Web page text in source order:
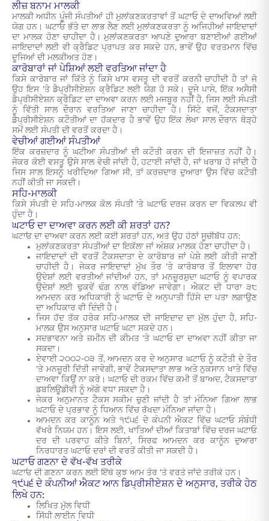
ਲੀਜ਼ ਬਨਾਮ ਮਾਲਕੀ
ਮਾਲਕੀ ਅਧੀਨ ਪੂੰਜੀ ਸੰਪਤੀਆਂ ਹੀ ਮੁਲਾਂਕਣਕਰਤਾਵਾਂ ਤੋਂ ਘਟਾਓ ਦੇ ਦਾਅਵਿਆਂ ਲਈ
ਯੋਗ ਹਨ। ਘਟਾਓ ਭੱਤੇ ਦਾ ਲਾਭ ਲੈਣ ਲਈ ਮੁਲਾਂਕਣਕਰਤਾ ਨੂੰ ਅਜਿਹੀਆਂ ਜਾਇਦਾਦਾਂ
ਦਾ ਮਾਲਕ ਹੋਣਾ ਚਾਹੀਦਾ ਹੈ। ਮੁਲਾਂਕਣਕਰਤਾ ਆਪਣੇ ਦੁਆਰਾ ਬਣਾਈਆਂ ਗਈਆਂ
ਜਾਇਦਾਦਾਂ ਲਈ ਵੀ ਕ੍ਰੈਡਿਟ ਪ੍ਰਾਪਤ ਕਰ ਸਕਦੇ ਹਨ, ਭਾਵੇਂ ਉਹ ਵਰਤਮਾਨ ਵਿੱਚ
ਦੂਜਿਆਂ ਦੀ ਮਲਕੀਅਤ ਹੋਣ।
ਕਾਰੋਬਾਰਾਂ ਜਾਂ ਪੇਸ਼ਿਆਂ ਲਈ ਵਰਤਿਆ ਜਾਂਦਾ ਹੈ
ਕਿਸੇ ਕਾਰੋਬਾਰ ਜਾਂ ਕਿੱਤੇ ਨੂੰ ਕਿਸੇ ਖਾਸ ਵਸਤੂ ਦੀ ਵਰਤੋਂ ਕਰਨੀ ਚਾਹੀਦੀ ਹੈ ਤਾਂ ਜੋ
ਉਹ ਇਸ 'ਤੇ ਡੈਪ੍ਰੀਸੀਏਸ਼ਨ ਕ੍ਰੈਡਿਟ ਲਈ ਯੋਗ ਹੋ ਸਕੇ। ਦੂਜੇ ਪਾਸੇ, ਇੱਕ ਅਸੈਸੀ
ਡੈਪ੍ਰੀਸੀਏਸ਼ਨ ਕ੍ਰੈਡਿਟ ਦਾ ਦਾਅਵਾ ਕਰਨ ਲਈ ਮਜਬੂਰ ਨਹੀਂ ਹੈ, ਜਿਸ ਲਈ ਸੰਪਤੀ
ਨੂੰ ਵਿੱਤੀ ਸਾਲ ਦੌਰਾਨ ਵਰਤਿਆ ਜਾਣਾ ਚਾਹੀਦਾ ਹੈ। ਸਿੱਟੇ ਵਜੋਂ, ਟੈਕਸਦਾਤਾ
ਡੈਪ੍ਰੀਸੀਏਸ਼ਨ ਕਟੌਤੀਆਂ ਦਾ ਹੱਕਦਾਰ ਹੈ ਭਾਵੇਂ ਉਹ ਇੱਕ ਲੇਖਾ ਸਾਲ ਦੌਰਾਨ ਥੋੜ੍ਹੇ
ਸਮੇਂ ਲਈ ਸੰਪਤੀ ਦੀ ਵਰਤੋਂ ਕਰਦਾ ਹੈ।
ਵੇਚੀਆਂ ਗਈਆਂ ਸੰਪਤੀਆਂ
ਇੱਕ ਕਰਜ਼ਦਾਰ ਨੂੰ ਘਟੀਆ ਸੰਪਤੀਆਂ ਦੀ ਕਟੌਤੀ ਕਰਨ ਦੀ ਇਜਾਜ਼ਤ ਨਹੀਂ ਹੈ।
ਜੇਕਰ ਕੋਈ ਵਸਤੂ ਉਸੇ ਸਾਲ ਵੇਚੀ ਜਾਂਦੀ ਹੈ, ਹਟਾਈ ਜਾਂਦੀ ਹੈ, ਜਾਂ ਖਰਾਬ ਹੋ ਜਾਂਦੀ ਹੈ
ਜਿਸ ਸਾਲ ਇਸਨੂੰ ਖਰੀਦਿਆ ਗਿਆ ਸੀ, ਤਾਂ ਕਰਜ਼ਦਾਰ ਦੁਆਰਾ ਉਸ ਵਿੱਚ ਕਟੌਤੀ
ਨਹੀਂ ਕੀਤੀ ਜਾ ਸਕਦੀ।
ਸਹਿ-ਮਾਲਕੀ
ਕਿਸੇ ਸੰਪਤੀ ਦੇ ਸਹਿ-ਮਾਲਕ ਕੋਲ ਸੰਪਤੀ 'ਤੇ ਘਟਾਓ ਦਰਜ ਕਰਨ ਦਾ ਵਿਕਲਪ ਵੀ
ਹੁੰਦਾ ਹੈ।
ਘਟਾਓ ਦਾ ਦਾਅਵਾ ਕਰਨ ਲਈ ਕੀ ਸ਼ਰਤਾਂ ਹਨ?
ਘਟਾਓ ਦਾ ਦਾਅਵਾ ਕਰਨ ਲਈ ਕਈ ਸ਼ਰਤਾਂ ਹਨ, ਅਤੇ ਉਹ ਹੇਠਾਂ ਸੂਚੀਬੱਧ ਹਨ:
ਮੁਲਾਂਕਣਕਰਤਾ ਸੰਪਤੀਆਂ ਦਾ ਇਕੱਲਾ ਜਾਂ ਅੰਸ਼ਕ ਮਾਲਕ ਹੋਣਾ ਚਾਹੀਦਾ ਹੈ।
ਜਾਇਦਾਦਾਂ ਦੀ ਵਰਤੋਂ ਟੈਕਸਦਾਤਾ ਦੇ ਕਾਰੋਬਾਰ ਜਾਂ ਪੇਸ਼ੇ ਲਈ ਕੀਤੀ ਜਾਣੀ
ਚਾਹੀਦੀ ਹੈ। ਜੇਕਰ ਜਾਇਦਾਦਾਂ ਮੁੱਖ ਤੌਰ 'ਤੇ ਕਾਰੋਬਾਰ ਤੋਂ ਇਲਾਵਾ ਹੋਰ
ਉਦੇਸ਼ਾਂ ਲਈ ਵਰਤੀਆਂ ਜਾਂਦੀਆਂ ਹਨ, ਤਾਂ ਮਨਜ਼ੂਰਸ਼ੁਦਾ ਘਟਾਓ ਨੂੰ ਵਪਾਰਕ
ਉਦੇਸ਼ਾਂ ਲਈ ਢੁਕਵੇਂ ਢੰਗ ਨਾਲ ਵੰਡਿਆ ਜਾਵੇਗਾ। ਐਕਟ ਦੀ ਧਾਰਾ ੩੮
ਆਮਦਨ ਕਰ ਅਧਿਕਾਰੀ ਨੂੰ ਘਟਾਓ ਦੇ ਅਨੁਪਾਤੀ ਹਿੱਸੇ ਦਾ ਪਤਾ ਲਗਾਉਣ
ਦਾ ਅਧਿਕਾਰ ਵੀ ਦਿੰਦੀ ਹੈ।
ਜਿਸ ਹੱਦ ਤੱਕ ਹਰੇਕ ਸਹਿ-ਮਾਲਕ ਦੀ ਜਾਇਦਾਦ ਦਾ ਮੁੱਲ ਹੁੰਦਾ ਹੈ, ਸਹਿ-
ਮਾਲਕ ਉਸ ਅਨੁਸਾਰ ਘਟਾਓ ਘਟਾ ਸਕਦੇ ਹਨ।
ਸਦਭਾਵਨਾ ਅਤੇ ਜ਼ਮੀਨ ਦੀ ਕੀਮਤ 'ਤੇ ਘਟਾਓ ਦਾ ਦਾਅਵਾ ਨਹੀਂ ਕੀਤਾ ਜਾ
ਸਕਦਾ।
ਏਵਾਈ ੨੦੦੨-੦੩ ਤੋਂ, ਆਮਦਨ ਕਰ ਦੇ ਅਨੁਸਾਰ ਘਟਾਓ ਨੂੰ ਕਟੌਤੀ ਦੇ ਤੌਰ
'ਤੇ ਮਨਜ਼ੂਰੀ ਦਿੱਤੀ ਜਾਵੇਗੀ, ਭਾਵੇਂ ਟੈਕਸਦਾਤਾ ਲਾਭ ਅਤੇ ਨੁਕਸਾਨ ਖਾਤੇ ਵਿੱਚ
ਦਾਅਵਾ ਕਿਉਂ ਨਾ ਕਰੇ। ਘਟਾਓ ਦੀ ਰਕਮ ਵਿੱਚ ਕਮੀ ਤੋਂ ਬਾਅਦ, ਟੈਕਸਦਾਤਾ
ਡਬਲਿਊਡੀਵੀ ਨੂੰ ਅੱਗੇ ਵਧਾ ਸਕਦਾ ਹੈ।
ਜੇਕਰ ਅਨੁਮਾਨਤ ਟੈਕਸ ਸਕੀਮ ਚੁਣੀ ਜਾਂਦੀ ਹੈ ਤਾਂ ਮੰਨਿਆ ਗਿਆ ਲਾਭ
ਘਟਾਓ ਦੇ ਪ੍ਰਭਾਵ ਨੂੰ ਧਿਆਨ ਵਿੱਚ ਰੱਖਦਾ ਮੰਨਿਆ ਜਾਂਦਾ ਹੈ।
ਆਮਦਨ ਕਰ ਕਾਨੂੰਨ ਅਤੇ ੧੯੫੬ ਦੇ ਕੰਪਨੀ ਐਕਟ ਵਿੱਚ ਘਟਾਓ ਸੰਬੰਧੀ
ਵੱਖਰੇ ਨਿਯਮ ਹਨ। ਇਸ ਲਈ, ਖਾਤਿਆਂ ਦੀਆਂ ਕਿਤਾਬਾਂ ਵਿੱਚ ਦਰਜ ਘਟਾਓ
ਦਰ ਦੀ ਪਰਵਾਹ ਕੀਤੇ ਬਿਨਾਂ, ਸਿਰਫ ਆਮਦਨ ਕਰ ਕਾਨੂੰਨ ਦੁਆਰਾ
ਨਿਰਧਾਰਤ ਘਟਾਓ ਦਰਾਂ ਦੀ ਵਰਤੋਂ ਕੀਤੀ ਜਾ ਸਕਦੀ ਹੈ।
ਘਟਾਓ ਗਣਨਾ ਦੇ ਵੱਖ-ਵੱਖ ਤਰੀਕੇ
ਘਟਾਓ ਦੀ ਗਣਨਾ ਕਰਨ ਲਈ ਇੱਥੇ ਕੁਝ ਆਮ ਤੌਰ 'ਤੇ ਵਰਤੇ ਜਾਂਦੇ ਤਰੀਕੇ ਹਨ।
੧੯੫੬ ਦੇ ਕੰਪਨੀਆਂ ਐਕਟ ਆਨ ਡਿਪ੍ਰੀਸੀਏਸ਼ਨ ਦੇ ਅਨੁਸਾਰ, ਤਰੀਕੇ ਹੇਠ
ਲਿਖੇ ਹਨ:
ਲਿਖਿਤ ਮੁੱਲ ਵਿਧੀ
ਸਿੱਧੀ ਲਾਈਨ ਵਿਧੀ